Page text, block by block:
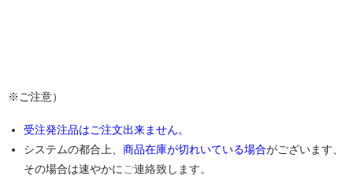
※ご注意）
受注発注品はご注文出来ません。
システムの都合上、 商品在庫が切れいている場合がございます、
その場合は速やかに ご連絡致します。